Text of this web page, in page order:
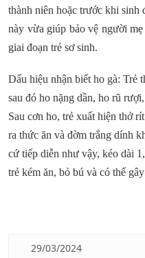
thành niên hoặc trước khi sinh
này vừa giúp bảo vệ người
giai đoạn trẻ sơ sinh.
Dấu hiệu nhận biết ho gà: Trẻ
sau đó ho nặng dần, ho rũ
Sau cơn ho, trẻ xuất hiện thở
ra thức ăn và đờm trắng dính
cứ tiếp diễn như vậy, kéo dài
trẻ kém ăn, bỏ bú và có thể
29/03/2024